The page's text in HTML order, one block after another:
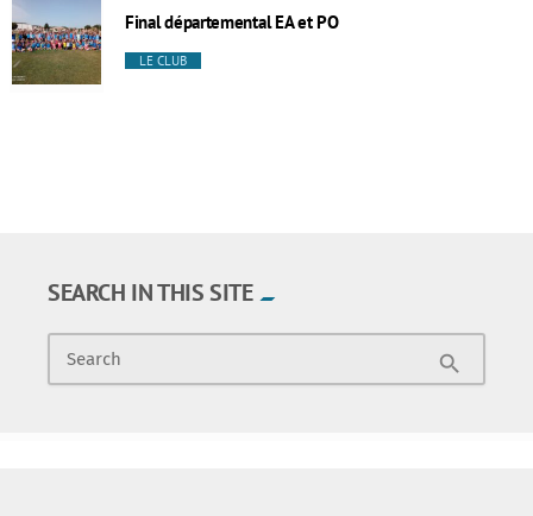
Final départemental EA et PO
LE CLUB
SEARCH IN THIS SITE
Search search